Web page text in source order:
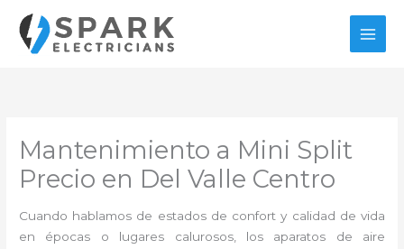
contenido
Mantenimiento a Mini Split
Precio en Del Valle Centro
Cuando hablamos de estados de confort y calidad de vida
en épocas o lugares calurosos, los aparatos de aire